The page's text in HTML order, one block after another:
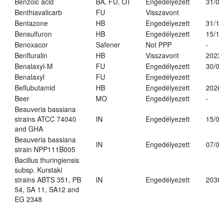
Benthiavalicarb
FU
Visszavont
Bentazone
HB Engedélyezett
31/
Bensulfuron
HB Engedélyezett
15/
Benoxacor
Safener Not PPP
-
Benfluralin
HB Visszavont
Benalaxyl-M
FU Engedélyezett
30/
Benalaxyl
FU
Engedélyezett
Beflubutamid
HB Engedélyezett
Beer
MO Engedélyezett
-
Beauveria bassiana
strains ATCC 74040
and GHA
IN Engedélyezett 15/
Beauveria bassiana
strain NPP111B005
IN Engedélyezett
07/
Bacillus thuringiensis
subsp. Kurstaki
strains ABTS 351, PB
54, SA 11, SA12 and
EG 2348
IN Engedélyezett